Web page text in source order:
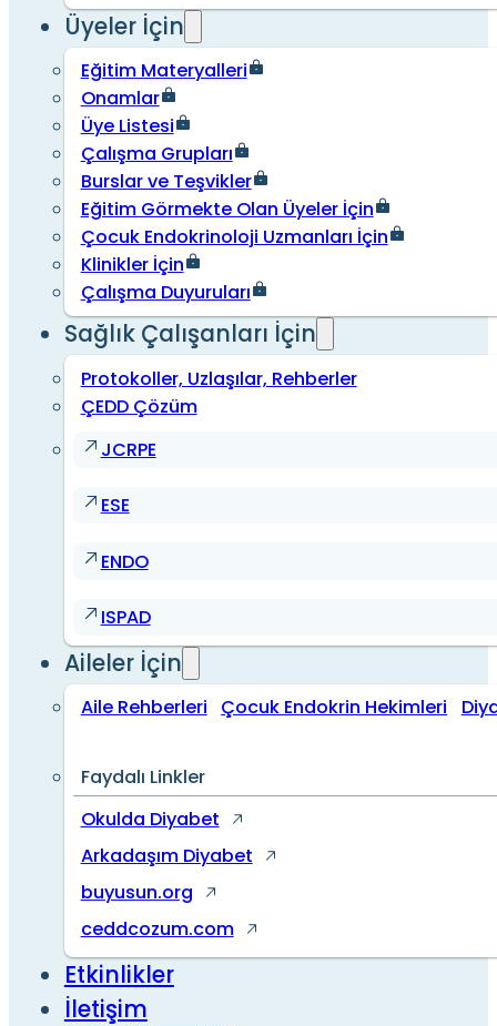
Üyeler İçin
Eğitim Materyalleri
Onamlar
Üye Listesi
Çalışma Grupları
Burslar ve Teşvikler
Eğitim Görmekte Olan Üyeler İçin
Çocuk Endokrinoloji Uzmanları İçin
Klinikler İçin
Çalışma Duyuruları
Sağlık Çalışanları İçin
Protokoller, Uzlaşılar, Rehberler
ÇEDD Çözüm
JCRPE
ESE
ENDO
ISPAD
Aileler İçin
Aile Rehberleri Çocuk Endokrin Hekimleri
Faydalı Linkler
Okulda Diyabet
Arkadaşım Diyabet
buyusun.org
ceddcozum.com
Etkinlikler
İletişim